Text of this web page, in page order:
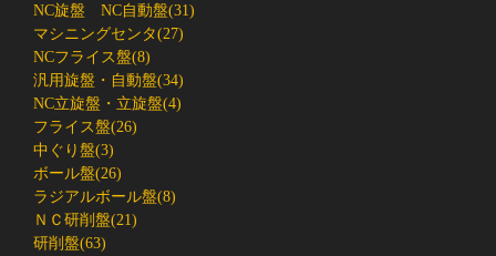
NC旋盤 NC自動盤(31)
マシニングセンタ(27)
NCフライス盤(8)
汎用旋盤・自動盤(34)
NC立旋盤・立旋盤(4)
フライス盤(26)
中ぐり盤(3)
ボール盤(26)
ラジアルボール盤(8)
ＮＣ研削盤(21)
研削盤(63)